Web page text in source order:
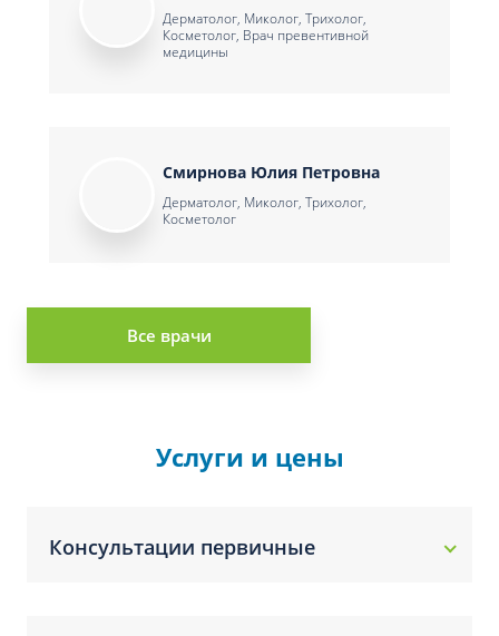
Дерматолог, Миколог, Трихолог,
Косметолог, Врач превентивной
медицины
Смирнова Юлия Петровна
Дерматолог, Миколог, Трихолог,
Косметолог
Все врачи
Услуги и цены
Консультации первичные